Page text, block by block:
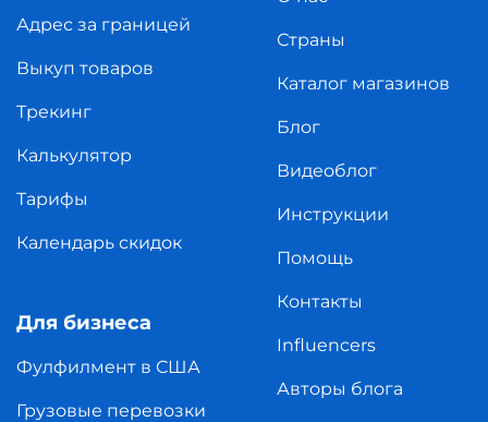
Адрес за границей
Выкуп товаров
Трекинг
Калькулятор
Тарифы
Календарь скидок
Для бизнеса
Фулфилмент в США
Грузовые перевозки
Страны
Каталог магазинов
Блог
Видеоблог
Инструкции
Помощь
Контакты
Influencers
Авторы блога